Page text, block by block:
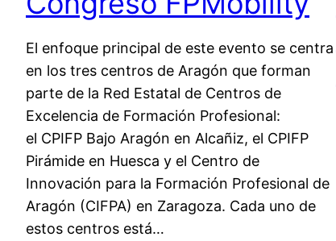
El enfoque principal de este evento se centra
en los tres centros de Aragón que forman
parte de la Red Estatal de Centros de
Excelencia de Formación Profesional:
el CPIFP Bajo Aragón en Alcañiz, el CPIFP
Pirámide en Huesca y el Centro de
Innovación para la Formación Profesional de
Aragón (CIFPA) en Zaragoza. Cada uno de
estos centros está…